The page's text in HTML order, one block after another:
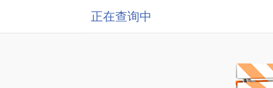
正在查询中